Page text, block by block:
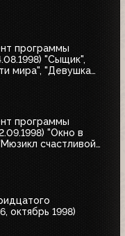
программы
"Сыщик",
мира", "Девушка
программы
"Окно в
счастливой
октябрь 1998)